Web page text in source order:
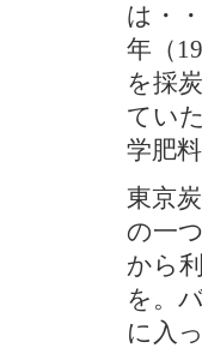
は・
年（
を採
てい
学肥
東京
の一
から
を。
に入